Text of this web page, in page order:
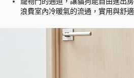
浪費室內冷暖氣的流通，實用與舒